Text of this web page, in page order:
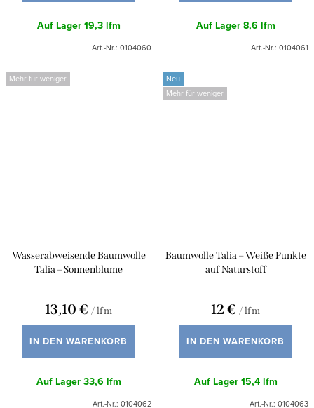
Auf Lager19,3 lfm
Art.-Nr.: 0104060
Auf Lager8,6 lfm
Art.-Nr.: 0104061
Mehr für weniger
Wasserabweisende Baumwolle
Talia – Sonnenblume
13,10 € / lfm
IN DEN WARENKORB
Auf Lager33,6 lfm
Art.-Nr.: 0104062
Neu
Mehr für weniger
Baumwolle Talia – Weiße Punkte
auf Naturstoff
12 € / lfm
IN DEN WARENKORB
Auf Lager15,4 lfm
Art.-Nr.: 0104063